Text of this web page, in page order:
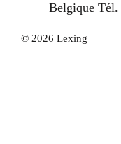
Belgique Tél.
© 2026 Lexing